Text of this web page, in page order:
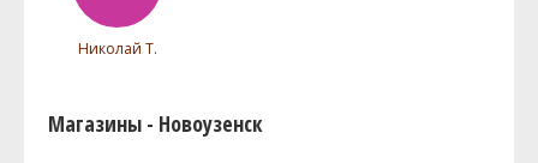
Николай Т.
Магазины - Новоузенск